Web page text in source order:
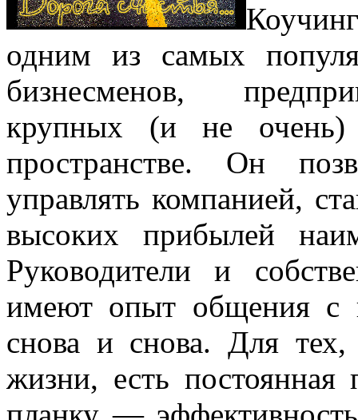
одним из самых
бизнесменов,
крупных (и не очень)
пространстве. Он
управлять компанией,
высоких прибылей
Руководители и
имеют опыт общения с
снова и снова. Для
жизни, есть постоянная